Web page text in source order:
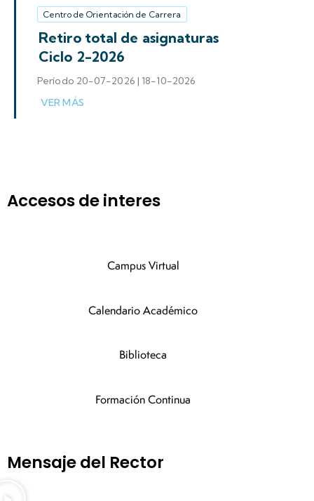
Centro de Orientación de Carrera
Retiro total de asignaturas
Ciclo 2-2026
Período 20-07-2026 | 18-10-2026
Accesos de interes
Campus Virtual
Calendario Académico
Biblioteca
Formación Continua
Mensaje del Rector